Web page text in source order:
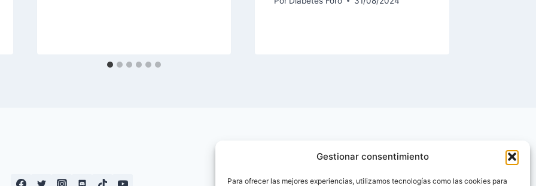
Gestionar consentimiento
Para ofrecer las mejores experiencias, utilizamos tecnologías como las cookies para